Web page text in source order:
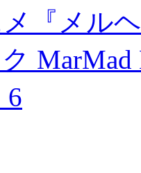
『メル
6